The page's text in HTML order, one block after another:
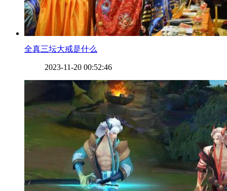
​全真三坛大戒是什么
2023-11-20 00:52:46